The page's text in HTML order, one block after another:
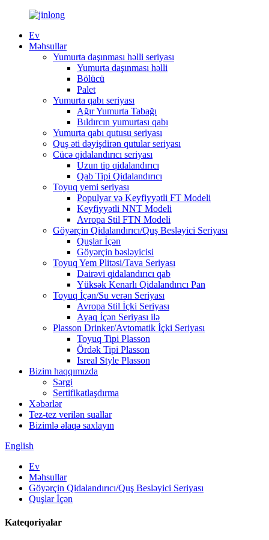
Ev
Məhsullar
Yumurta daşınması həlli seriyası
Yumurta daşınması həlli
Bölücü
Palet
Yumurta qabı seriyası
Ağır Yumurta Tabağı
Bıldırcın yumurtası qabı
Yumurta qabı qutusu seriyası
Quş əti dəyişdirən qutular seriyası
Cücə qidalandırıcı seriyası
Uzun tip qidalandırıcı
Qab Tipi Qidalandırıcı
Toyuq yemi seriyası
Populyar və Keyfiyyətli FT Modeli
Keyfiyyətli NNT Modeli
Avropa Stil FTN Modeli
Göyərçin Qidalandırıcı/Quş Besləyici Seriyası
Quşlar İçən
Göyərçin bəsləyicisi
Toyuq Yem Plitəsi/Tava Seriyası
Dairəvi qidalandırıcı qab
Yüksək Kenarlı Qidalandırıcı Pan
Toyuq İçən/Su verən Seriyası
Avropa Stil İçki Seriyası
Ayaq İçən Seriyası ilə
Plasson Drinker/Avtomatik İçki Seriyası
Toyuq Tipi Plasson
Ördək Tipi Plasson
Isreal Style Plasson
Bizim haqqımızda
Sərgi
Sertifikatlaşdırma
Xəbərlər
Tez-tez verilən suallar
Bizimlə əlaqə saxlayın
English
Ev
Məhsullar
Göyərçin Qidalandırıcı/Quş Besləyici Seriyası
Quşlar İçən
Kateqoriyalar